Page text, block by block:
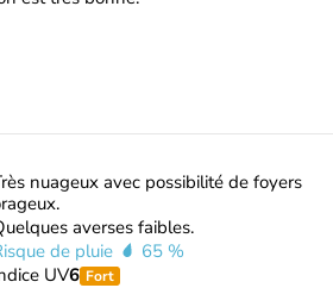
nuageux avec possibilité de foyers
averses faibles.
de pluie
65 %
UV6 Fort